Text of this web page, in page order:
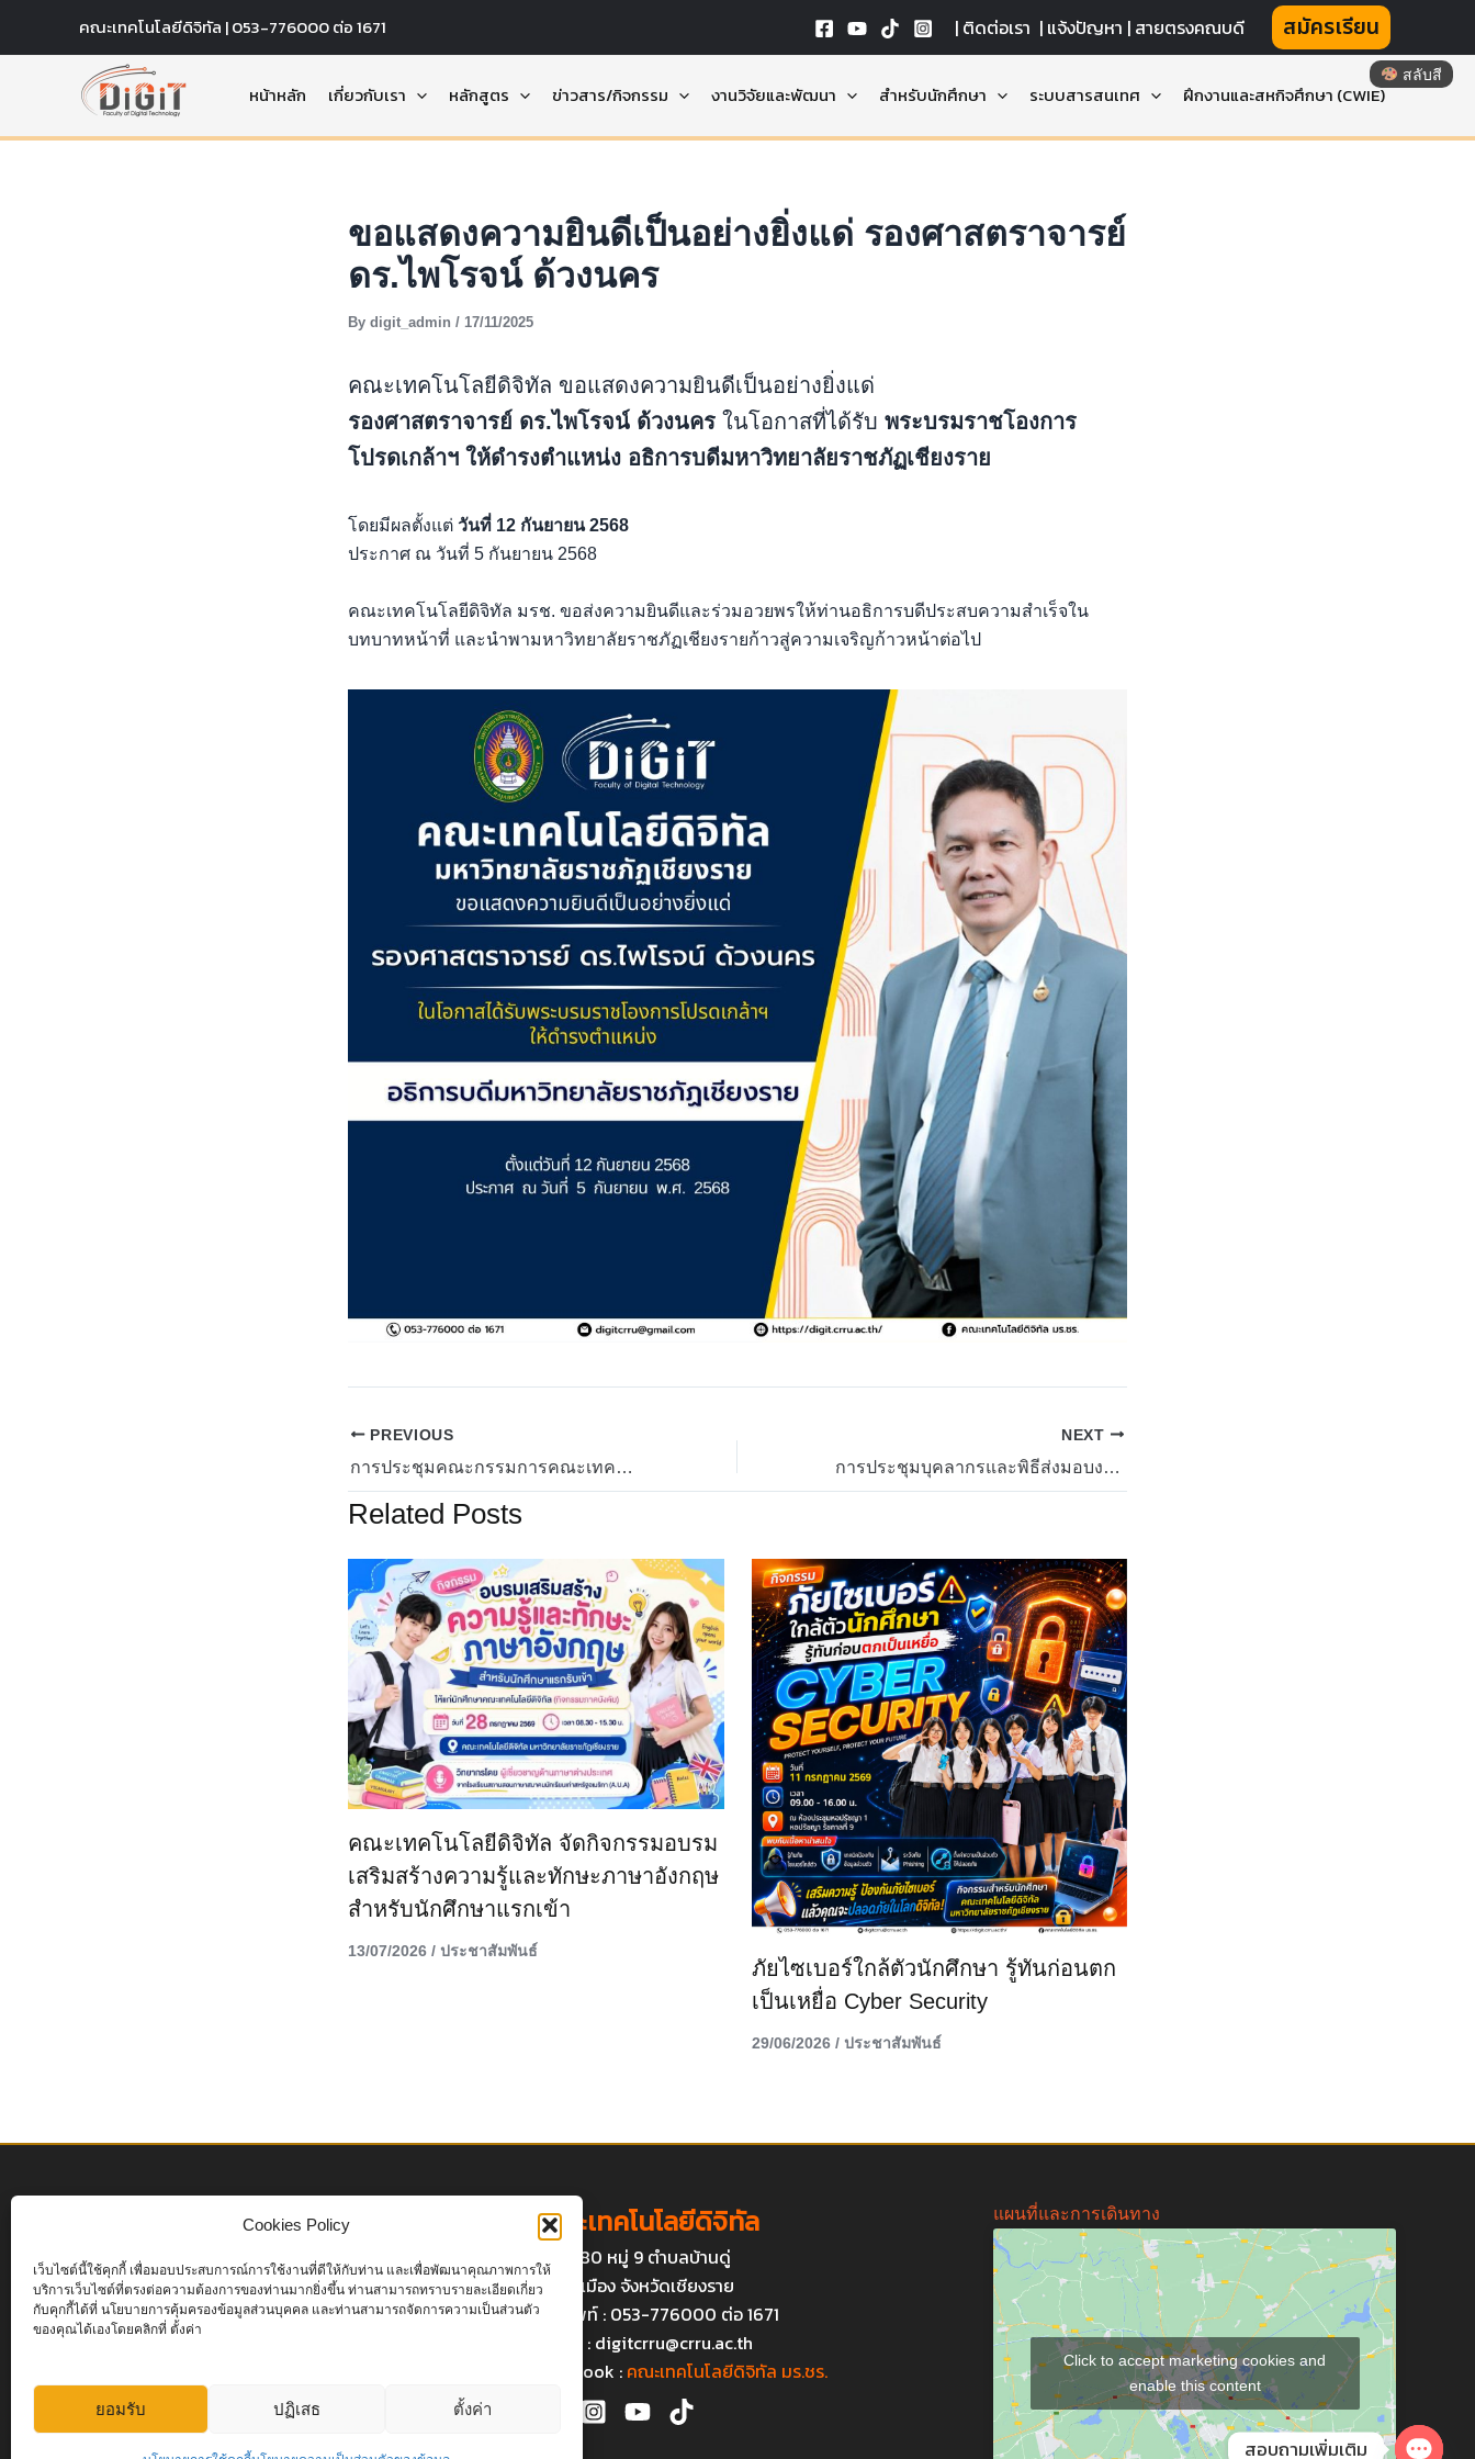
Cookies Policy
เว็บไซต์นี้ใช้คุกกี้ เพื่อมอบประสบการณ์การใช้งานที่ดีให้กับท่าน และเพื่อพัฒนาคุณภาพการให้
บริการเว็บไซต์ที่ตรงต่อความต้องการของท่านมากยิ่งขึ้น ท่านสามารถทราบรายละเอียดเกี่ยว
กับคุกกี้ได้ที่ นโยบายการคุ้มครองข้อมูลส่วนบุคคล และท่านสามารถจัดการความเป็นส่วนตัว
ของคุณได้เองโดยคลิกที่ ตั้งค่า
ยอมรับ ปฏิเสธ ตั้งค่า
คณะเทคโนโลยีดิจิทัล | 053-776000 ต่อ 1671 | ติดต่อเรา | แจ้งปัญหา | สายตรงคณบดี สมัครเรียน
หน้าหลัก เกี่ยวกับเรา หลักสูตร ข่าวสาร/กิจกรรม งานวิจัยและพัฒนา สำหรับนักศึกษา ระบบสารสนเทศ ฝึกงานและสหกิจศึกษา (CWIE)
ขอแสดงความยินดีเป็นอย่างยิ่งแด่ รองศาสตราจารย์
ดร.ไพโรจน์ ด้วงนคร
By digit_admin / 17/11/2025
คณะเทคโนโลยีดิจิทัล ขอแสดงความยินดีเป็นอย่างยิ่งแด่
รองศาสตราจารย์ ดร.ไพโรจน์ ด้วงนคร ในโอกาสที่ได้รับ พระบรมราชโองการ
โปรดเกล้าฯ ให้ดำรงตำแหน่ง อธิการบดีมหาวิทยาลัยราชภัฏเชียงราย
โดยมีผลตั้งแต่ วันที่ 12 กันยายน 2568
ประกาศ ณ วันที่ 5 กันยายน 2568
คณะเทคโนโลยีดิจิทัล มรช. ขอส่งความยินดีและร่วมอวยพรให้ท่านอธิการบดีประสบความสำเร็จใน
บทบาทหน้าที่ และนำพามหาวิทยาลัยราชภัฏเชียงรายก้าวสู่ความเจริญก้าวหน้าต่อไป
PREVIOUS
การประชุมคณะกรรมการคณะเทคโนโลยีดิจิทัล ครั้งที่ 1 ประจำปี 2568
NEXT
การประชุมบุคลากรและพิธีส่งมอบงานอธิการบดี
Related Posts
คณะเทคโนโลยีดิจิทัล จัดกิจกรรมอบรม
เสริมสร้างความรู้และทักษะภาษาอังกฤษ
สำหรับนักศึกษาแรกเข้า
13/07/2026 / ประชาสัมพันธ์
ภัยไซเบอร์ใกล้ตัวนักศึกษา รู้ทันก่อนตก
เป็นเหยื่อ Cyber Security
29/06/2026 / ประชาสัมพันธ์
Today
คณะเทคโนโลยีดิจิทัล
เลขที่ 80 หมู่ 9 ตำบลบ้านดู่
อำเภอเมือง จังหวัดเชียงราย
โทรศัพท์ : 053-776000 ต่อ 1671
Email : digitcrru@crru.ac.th
Facebook : คณะเทคโนโลยีดิจิทัล มร.ชร.
แผนที่และการเดินทาง
Click to accept marketing cookies and
enable this content
สลับสี
สอบถามเพิ่มเติม